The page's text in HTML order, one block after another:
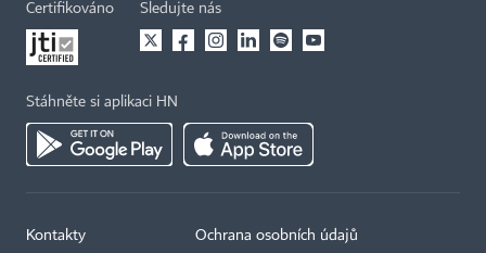
Certifikováno Sledujte nás
Stáhněte si aplikaci HN
Kontakty Ochrana osobních údajů